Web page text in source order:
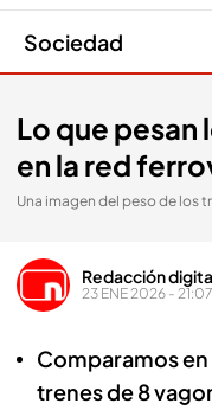
Sociedad
Lo que pesan
en la red
Una imagen del peso de los
Redacción
23 ENE 2026 -
Comparamos
trenes de 8